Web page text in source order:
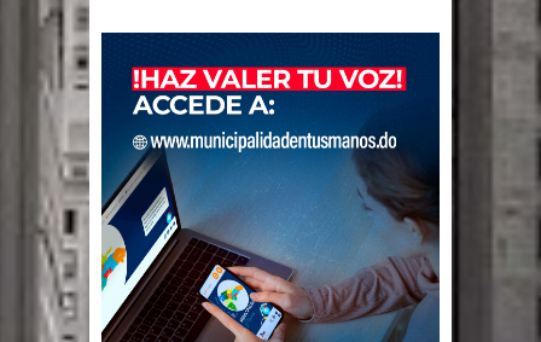
domingo una dirección de hombres